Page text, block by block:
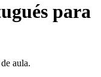
para
aula.